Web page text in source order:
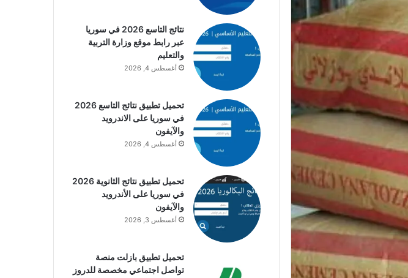
نتائج التاسع 2026 في سوريا
عبر رابط موقع وزارة التربية
والتعليم
أغسطس 4, 2026
تحميل تطبيق نتائج التاسع 2026
في سوريا على الاندرويد
والآيفون
أغسطس 4, 2026
تحميل تطبيق نتائج الثانوية 2026
في سوريا على الأندرويد
والآيفون
أغسطس 3, 2026
تحميل تطبيق بازلت منصة
تواصل اجتماعي مخصصة للدروز